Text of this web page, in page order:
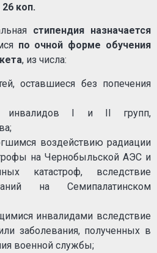
коп.
стипендия назначается
по очной форме обучения
, из числа:
оставшиеся без попечения
инвалидов I и II групп,
воздействию радиации
на Чернобыльской АЭС и
катастроф, вследствие
на Семипалатинском
инвалидами вследствие
заболевания, полученных в
военной службы;